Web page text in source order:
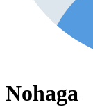
Nohaga